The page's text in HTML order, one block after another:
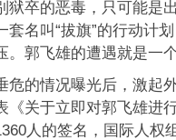
狱卒的恶毒，只可能是
名叫“拔旗”的行动计
。郭飞雄的遭遇就是一
危的情况曝光后，激起
《关于立即对郭飞雄进
人的签名，国际人权